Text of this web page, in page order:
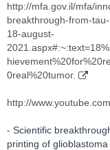
http://mfa.gov.il/mfa/
breakthrough-from-
18-august-
0real%20tumor.
http://
- Scientific
printing of